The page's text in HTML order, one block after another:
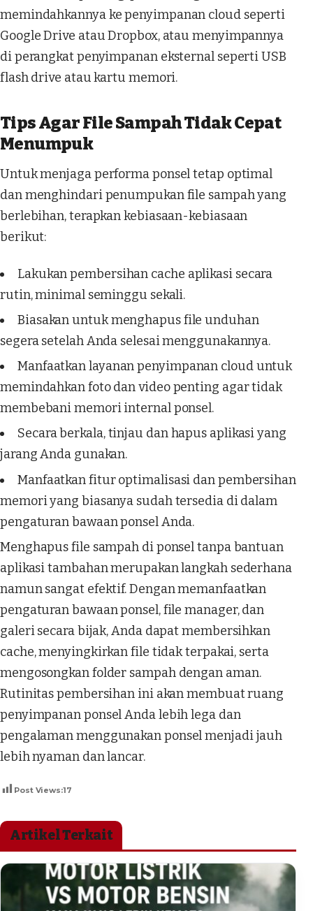
memindahkannya ke penyimpanan cloud seperti
Google Drive atau Dropbox, atau menyimpannya
di perangkat penyimpanan eksternal seperti USB
flash drive atau kartu memori.
Tips Agar File Sampah Tidak Cepat
Menumpuk
Untuk menjaga performa ponsel tetap optimal
dan menghindari penumpukan file sampah yang
berlebihan, terapkan kebiasaan-kebiasaan
berikut:
Lakukan pembersihan cache aplikasi secara
rutin, minimal seminggu sekali.
Biasakan untuk menghapus file unduhan
segera setelah Anda selesai menggunakannya.
Manfaatkan layanan penyimpanan cloud untuk
memindahkan foto dan video penting agar tidak
membebani memori internal ponsel.
Secara berkala, tinjau dan hapus aplikasi yang
jarang Anda gunakan.
Manfaatkan fitur optimalisasi dan pembersihan
memori yang biasanya sudah tersedia di dalam
pengaturan bawaan ponsel Anda.
Menghapus file sampah di ponsel tanpa bantuan
aplikasi tambahan merupakan langkah sederhana
namun sangat efektif. Dengan memanfaatkan
pengaturan bawaan ponsel, file manager, dan
galeri secara bijak, Anda dapat membersihkan
cache, menyingkirkan file tidak terpakai, serta
mengosongkan folder sampah dengan aman.
Rutinitas pembersihan ini akan membuat ruang
penyimpanan ponsel Anda lebih lega dan
pengalaman menggunakan ponsel menjadi jauh
lebih nyaman dan lancar.
Post Views:17
Artikel Terkait